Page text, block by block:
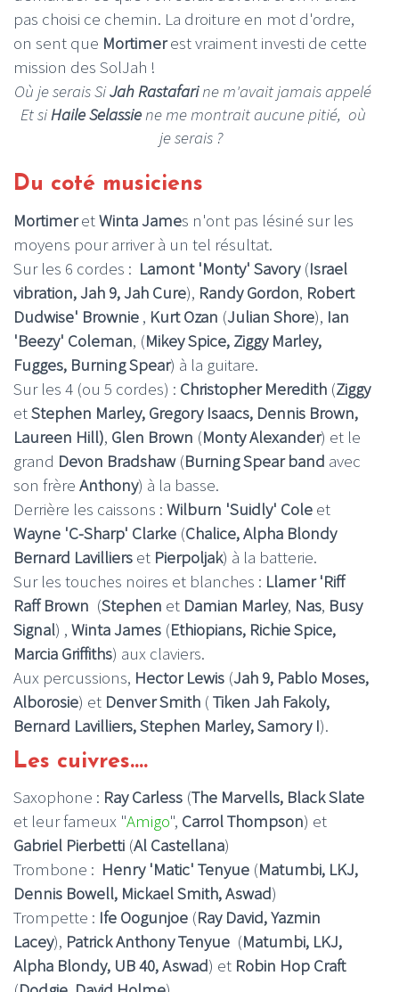
pas choisi ce chemin. La droiture en mot d'ordre,
on sent que Mortimerest vraiment investi de cette
mission des SolJah !
Où je serais SiJah Rastafarine m'avait jamais appelé
Et siHaile Selassiene me montrait aucune pitié, où
je serais ?
Du coté musiciens
MortimeretWinta James n'ont pas lésiné sur les
moyens pour arriver à un tel résultat.
Sur les 6 cordes : Lamont 'Monty' Savory(Israel
vibration, Jah 9, Jah Cure), Randy Gordon, Robert
Dudwise' Brownie , Kurt Ozan (Julian Shore), Ian
'Beezy' Coleman, (Mikey Spice, Ziggy Marley,
Fugges, Burning Spear) à la guitare.
Sur les 4 (ou 5 cordes) : Christopher Meredith (Ziggy
etStephen Marley, Gregory Isaacs, Dennis Brown,
Laureen Hill), Glen Brown (Monty Alexander) et le
grand Devon Bradshaw(Burning Spear band avec
son frère Anthony) à la basse.
Derrière les caissons : Wilburn 'Suidly' Cole et
Wayne 'C-Sharp' Clarke (Chalice, Alpha Blondy
Bernard Lavilliers et Pierpoljak) à la batterie.
Sur les touches noires et blanches : Llamer 'Riff
Raff Brown (Stephen et Damian Marley, Nas, Busy
Signal) , Winta James (Ethiopians, Richie Spice,
Marcia Griffiths) aux claviers.
Aux percussions, Hector Lewis (Jah 9, Pablo Moses,
Alborosie) et Denver Smith ( Tiken Jah Fakoly,
Bernard Lavilliers, Stephen Marley, Samory I).
Les cuivres....
Saxophone : Ray Carless (The Marvells, Black Slate
et leur fameux "Amigo", Carrol Thompson) et
Gabriel Pierbetti (Al Castellana)
Trombone : Henry 'Matic' Tenyue (Matumbi, LKJ,
Dennis Bowell, Mickael Smith, Aswad)
Trompette : Ife Oogunjoe (Ray David, Yazmin
Lacey), Patrick Anthony Tenyue (Matumbi, LKJ,
Alpha Blondy, UB 40, Aswad) et Robin Hop Craft